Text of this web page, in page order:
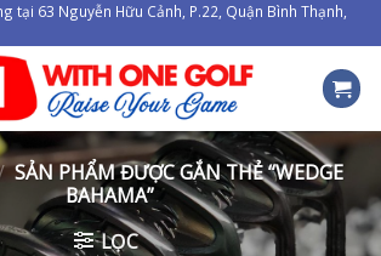
tại 63 Nguyễn Hữu Cảnh, P.22, Quận Bình Thạnh,
SẢN PHẨM ĐƯỢC GẮN THẺ “WEDGE
BAHAMA”
LỌC